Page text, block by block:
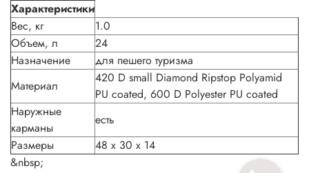
Характеристики
Вес, кг
1.0
Объем, л
24
Назначение
для пешего туризма
Материал
420 D small Diamond Ripstop Polyamid
PU coated, 600 D Polyester PU coated
Наружные
карманы
есть
Размеры
48 x 30 x 14
&nbsp;